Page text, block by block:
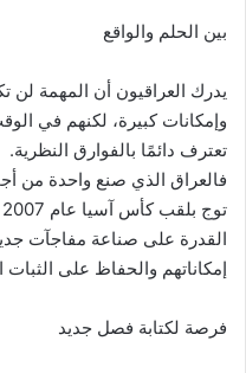
بين الحلم والواقع
يدرك العراقيون أن المهمة لن
وإمكانات كبيرة، لكنهم في
تعترف دائمًا بالفوارق النظرية.
فالعراق الذي صنع واحدة من
القدرة على صناعة مفاجآت
إمكاناتهم والحفاظ على
فرصة لكتابة فصل جديد